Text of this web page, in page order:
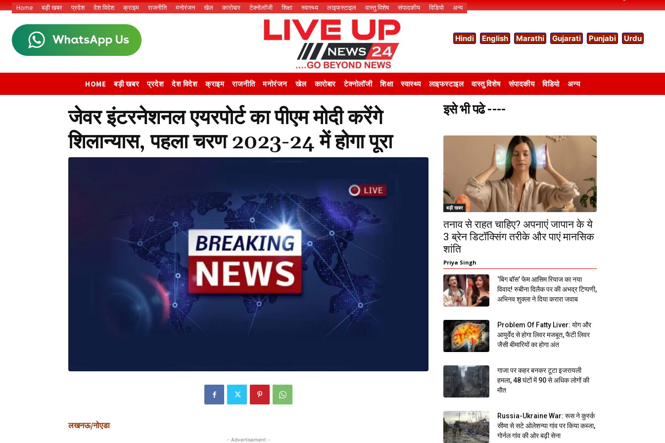
Home बड़ी खबर प्रदेश देश विदेश क्राइम राजनीति मनोरंजन खेल कारोबार टेक्नोलॉजी शिक्षा स्वास्थ्य लाइफस्टाइल वास्तु विशेष संपादकीय विडियो अन्य
Hindi English Marathi Gujarati Punjabi Urdu
HOME बड़ी खबर प्रदेश देश विदेश क्राइम राजनीति मनोरंजन खेल कारोबार टेक्नोलॉजी शिक्षा स्वास्थ्य लाइफस्टाइल वास्तु विशेष संपादकीय विडियो अन्य
जेवर इंटरनेशनल एयरपोर्ट का पीएम मोदी करेंगे
शिलान्यास, पहला चरण 2023-24 में होगा पूरा
लखनऊ/नोएडा
- Advertisement -
इसे भी पढे ----
बड़ी खबर
तनाव से राहत चाहिए? अपनाएं जापान के ये
3 ब्रेन डिटॉक्सिंग तरीके और पाएं मानसिक
शांति
Priya Singh
‘बिग बॉस’ फेम आसिम रियाज का नया
विवाद! रुबीना दिलैक पर की अभद्र टिप्पणी,
अभिनव शुक्ला ने दिया करारा जवाब
Problem Of Fatty Liver: योग और
आयुर्वेद से होगा लिवर मजबूत, फैटी लिवर
जैसी बीमारियों का होगा अंत
गाजा पर कहर बनकर टूटा इजरायली
हमला, 48 घंटों में 90 से अधिक लोगों की
मौत
Russia-Ukraine War: रूस ने कुर्स्क
सीमा से सटे ओलेशन्या गांव पर किया कब्जा,
गोर्नल गांव की ओर बढ़ी सेना